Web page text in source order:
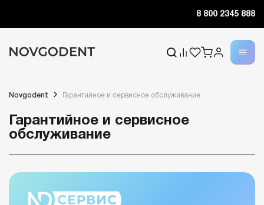
8 800 2345 888
Novgodent Гарантийное и сервисное обслуживание
Гарантийное и сервисное
обслуживание